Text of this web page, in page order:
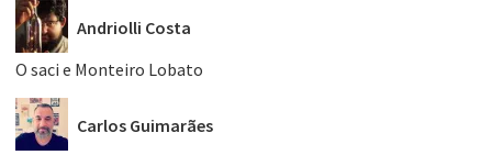
Andriolli Costa
O saci e Monteiro Lobato
Carlos Guimarães